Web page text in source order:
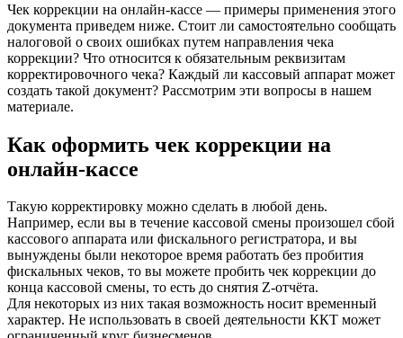
Чек коррекции на онлайн-кассе — примеры применения этого
документа приведем ниже. Стоит ли самостоятельно сообщать
налоговой о своих ошибках путем направления чека
коррекции? Что относится к обязательным реквизитам
корректировочного чека? Каждый ли кассовый аппарат может
создать такой документ? Рассмотрим эти вопросы в нашем
материале.
Как оформить чек коррекции на
онлайн-кассе
Такую корректировку можно сделать в любой день.
Например, если вы в течение кассовой смены произошел сбой
кассового аппарата или фискального регистратора, и вы
вынуждены были некоторое время работать без пробития
фискальных чеков, то вы можете пробить чек коррекции до
конца кассовой смены, то есть до снятия Z-отчёта.
Для некоторых из них такая возможность носит временный
характер. Не использовать в своей деятельности ККТ может